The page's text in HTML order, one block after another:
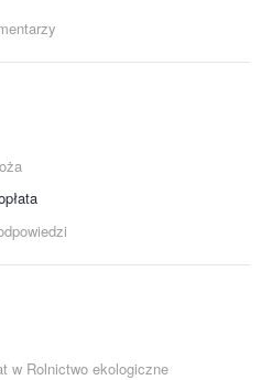
w Rolnictwo ekologiczne